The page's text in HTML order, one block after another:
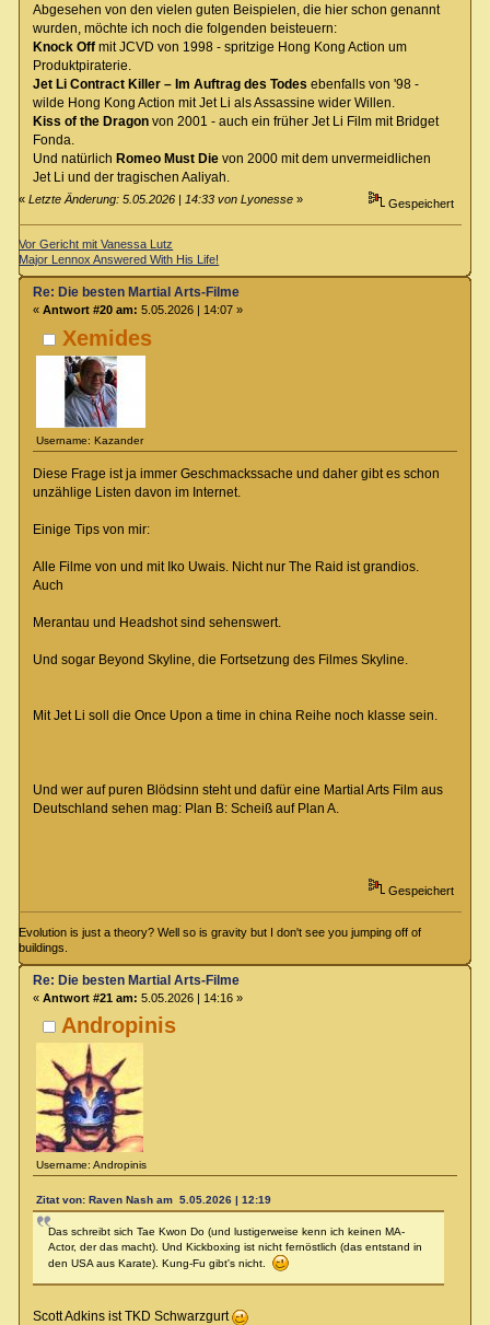
Abgesehen von den vielen guten Beispielen, die hier schon genannt
wurden, möchte ich noch die folgenden beisteuern:
Knock Offmit JCVD von 1998 - spritzige Hong Kong Action um
Produktpiraterie.
Jet Li Contract Killer – Im Auftrag des Todes ebenfalls von '98 -
wilde Hong Kong Action mit Jet Li als Assassine wider Willen.
Kiss of the Dragonvon 2001 - auch ein früher Jet Li Film mit Bridget
Fonda.
Und natürlich Romeo Must Dievon 2000 mit dem unvermeidlichen
Jet Li und der tragischen Aaliyah.
«Letzte Änderung: 5.05.2026 | 14:33 von Lyonesse » Gespeichert
Vor Gericht mit Vanessa Lutz
Major Lennox Answered With His Life!
Xemides
Username: Kazander
Re: Die besten Martial Arts-Filme
« Antwort #20 am: 5.05.2026 | 14:07 »
Diese Frage ist ja immer Geschmackssache und daher gibt es schon
unzählige Listen davon im Internet.
Einige Tips von mir:
Alle Filme von und mit Iko Uwais. Nicht nur The Raid ist grandios.
Auch
Merantau und Headshot sind sehenswert.
Und sogar Beyond Skyline, die Fortsetzung des Filmes Skyline.
Mit Jet Li soll die Once Upon a time in china Reihe noch klasse sein.
Und wer auf puren Blödsinn steht und dafür eine Martial Arts Film aus
Deutschland sehen mag: Plan B: Scheiß auf Plan A.
Gespeichert
Evolution is just a theory? Well so is gravity but I don't see you jumping off of
buildings.
Andropinis
Username: Andropinis
Re: Die besten Martial Arts-Filme
« Antwort #21 am: 5.05.2026 | 14:16 »
Zitat von: Raven Nash am 5.05.2026 | 12:19
Das schreibt sich Tae Kwon Do (und lustigerweise kenn ich keinen MA-
Actor, der das macht). Und Kickboxing ist nicht fernöstlich (das entstand in
den USA aus Karate). Kung-Fu gibt's nicht.
Scott Adkins ist TKD Schwarzgurt